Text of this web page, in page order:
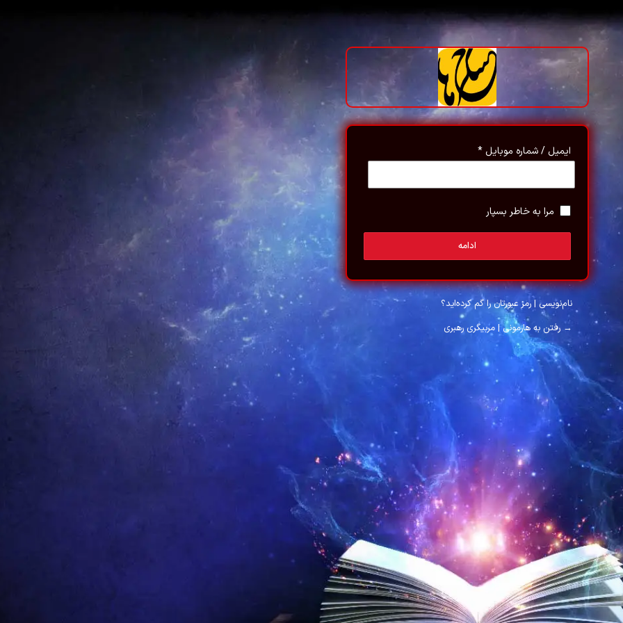
ایمیل / شماره موبایل*
مرا به خاطر بسپار
ادامه
نام‌نویسی | رمز عبورتان را گم کرده‌اید؟
→ رفتن به هارمونی | مربیگری رهبری